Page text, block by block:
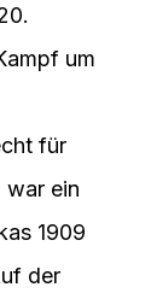
um
für
war ein
1909
der